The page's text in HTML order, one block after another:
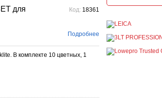
для
Код: 18361
Подробнее
В комплекте 10 цветных, 1
Manfrotto,
продукции
гарантиров...
Подробнее →